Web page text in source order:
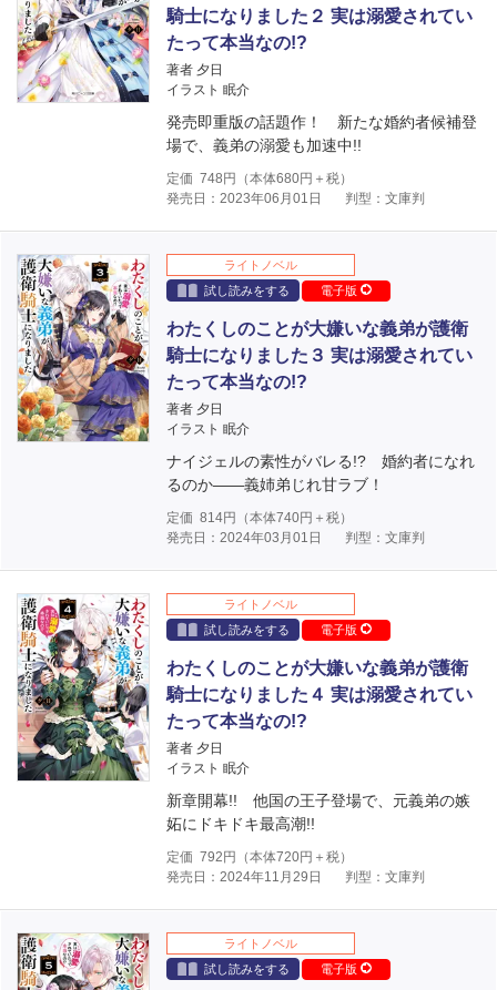
騎士になりました２ 実は溺愛されてい
たって本当なの!?
著者 夕日
イラスト 眠介
発売即重版の話題作！ 新たな婚約者候補登
場で、義弟の溺愛も加速中!!
定価 748 円（本体680円＋税）
発売日：2023年06月01日
判型：文庫判
ライトノベル
試し読みをする
電子版
わたくしのことが大嫌いな義弟が護衛
騎士になりました３ 実は溺愛されてい
たって本当なの!?
著者 夕日
イラスト 眠介
ナイジェルの素性がバレる!? 婚約者になれ
るのか――義姉弟じれ甘ラブ！
定価 814円（本体740円＋税）
発売日：2024年03月01日
判型：文庫判
ライトノベル
試し読みをする
電子版
わたくしのことが大嫌いな義弟が護衛
騎士になりました４ 実は溺愛されてい
たって本当なの!?
著者 夕日
イラスト 眠介
新章開幕!! 他国の王子登場で、元義弟の嫉
妬にドキドキ最高潮!!
定価 792 円（本体720円＋税）
発売日：2024年11月29日
判型：文庫判
ライトノベル
試し読みをする
電子版